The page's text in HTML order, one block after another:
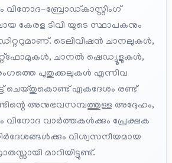
വിനോദ-ബ്രോഡ്കാസ്റ്റിംഗ്
കേരള ടിവി യുടെ സ്ഥാപകനും
ടെലിവിഷൻ ചാനലുകൾ,
ചാനൽ ഷെഡ്യൂളുകൾ,
പുതുക്കലുകൾ എന്നിവ
ചെയ്തുകൊണ്ട് ഏകദേശം രണ്ട്
അനുഭവസമ്പത്തുള്ള അദ്ദേഹം,
വിനോദ വാർത്തകൾക്കും പ്രേക്ഷക
വിശ്വസനീയമായ
മാറിയിട്ടുണ്ട്.